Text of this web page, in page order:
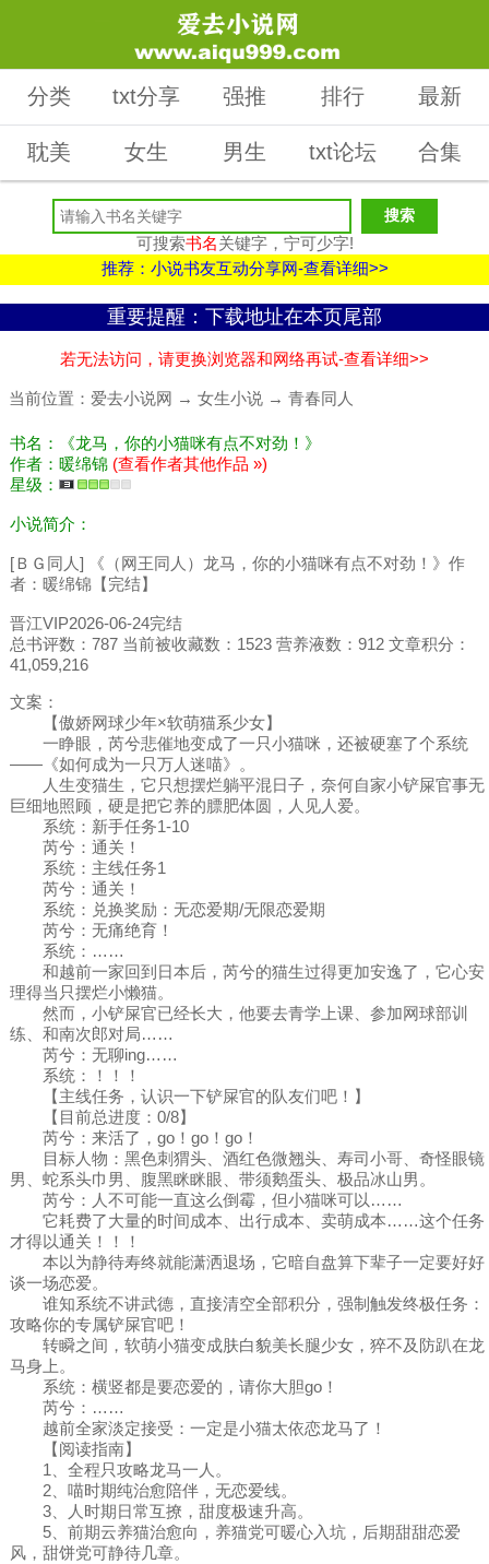
分类 txt分享 强推 排行 最新
耽美 女生 男生 txt论坛 合集
可搜索书名关键字，宁可少字!
推荐：小说书友互动分享网-查看详细>>
重要提醒：下载地址在本页尾部
若无法访问，请更换浏览器和网络再试-查看详细>>
当前位置： 爱去小说网 → 女生小说 → 青春同人
书名：《龙马，你的小猫咪有点不对劲！》
作者：暖绵锦 (查看作者其他作品 »)
星级：
小说简介：
[ＢＧ同人] 《（网王同人）龙马，你的小猫咪有点不对劲！》作
者：暖绵锦【完结】
晋江VIP2026-06-24完结
总书评数：787 当前被收藏数：1523 营养液数：912 文章积分：
41,059,216
文案：
【傲娇网球少年×软萌猫系少女】
一睁眼，芮兮悲催地变成了一只小猫咪，还被硬塞了个系统
——《如何成为一只万人迷喵》。
人生变猫生，它只想摆烂躺平混日子，奈何自家小铲屎官事无
巨细地照顾，硬是把它养的膘肥体圆，人见人爱。
系统：新手任务1-10
芮兮：通关！
系统：主线任务1
芮兮：通关！
系统：兑换奖励：无恋爱期/无限恋爱期
芮兮：无痛绝育！
系统：……
和越前一家回到日本后，芮兮的猫生过得更加安逸了，它心安
理得当只摆烂小懒猫。
然而，小铲屎官已经长大，他要去青学上课、参加网球部训
练、和南次郎对局……
芮兮：无聊ing……
系统：！！！
【主线任务，认识一下铲屎官的队友们吧！】
【目前总进度：0/8】
芮兮：来活了，go！go！go！
目标人物：黑色刺猬头、酒红色微翘头、寿司小哥、奇怪眼镜
男、蛇系头巾男、腹黑眯眯眼、带须鹅蛋头、极品冰山男。
芮兮：人不可能一直这么倒霉，但小猫咪可以……
它耗费了大量的时间成本、出行成本、卖萌成本……这个任务
才得以通关！！！
本以为静待寿终就能潇洒退场，它暗自盘算下辈子一定要好好
谈一场恋爱。
谁知系统不讲武德，直接清空全部积分，强制触发终极任务：
攻略你的专属铲屎官吧！
转瞬之间，软萌小猫变成肤白貌美长腿少女，猝不及防趴在龙
马身上。
系统：横竖都是要恋爱的，请你大胆go！
芮兮：……
越前全家淡定接受：一定是小猫太依恋龙马了！
【阅读指南】
1、全程只攻略龙马一人。
2、喵时期纯治愈陪伴，无恋爱线。
3、人时期日常互撩，甜度极速升高。
5、前期云养猫治愈向，养猫党可暖心入坑，后期甜甜恋爱
风，甜饼党可静待几章。